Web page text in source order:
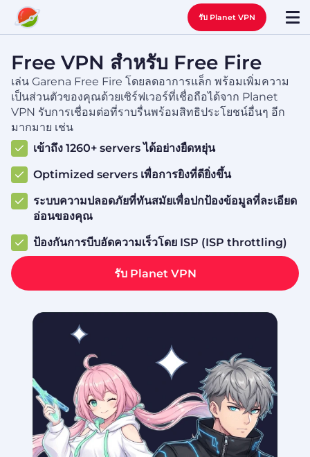
รับ Planet VPN
Free VPN สำหรับ Free Fire
เล่น Garena Free Fire โดยลดอาการแล็ก พร้อมเพิ่มความ
เป็นส่วนตัวของคุณด้วยเซิร์ฟเวอร์ที่เชื่อถือได้จาก Planet
VPN รับการเชื่อมต่อที่ราบรื่นพร้อมสิทธิประโยชน์อื่นๆ อีก
มากมาย เช่น
เข้าถึง 1260+ servers ได้อย่างยืดหยุ่น
Optimized servers เพื่อการยิงที่ดียิ่งขึ้น
ระบบความปลอดภัยที่ทันสมัยเพื่อปกป้องข้อมูลที่ละเอียด
อ่อนของคุณ
ป้องกันการบีบอัดความเร็วโดย ISP (ISP throttling)
รับ Planet VPN